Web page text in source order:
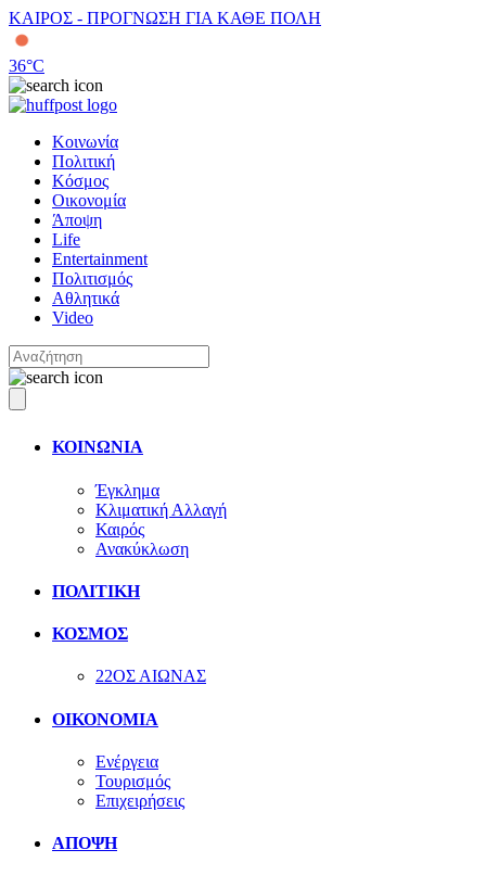
ΚΑΙΡΟΣ - ΠΡΟΓΝΩΣΗ ΓΙΑ ΚΑΘΕ ΠΟΛΗ
36°C
Κοινωνία
Πολιτική
Κόσμος
Οικονομία
Άποψη
Life
Entertainment
Πολιτισμός
Αθλητικά
Video
ΚΟΙΝΩΝΙΑ
Έγκλημα
Κλιματική Αλλαγή
Καιρός
Ανακύκλωση
ΠΟΛΙΤΙΚΗ
ΚΟΣΜΟΣ
22ΟΣ ΑΙΩΝΑΣ
ΟΙΚΟΝΟΜΙΑ
Ενέργεια
Τουρισμός
Επιχειρήσεις
ΑΠΟΨΗ